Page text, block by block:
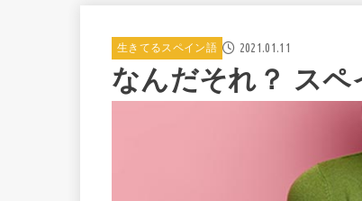
生きてるスペイン語 2021.01.11
なんだそれ？ ス